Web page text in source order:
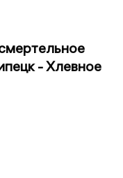
- Хлевное